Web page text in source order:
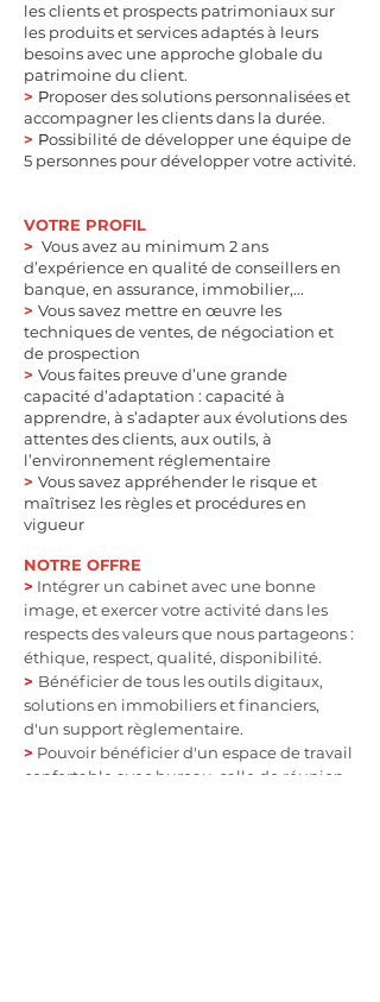
les clients et prospects patrimoniaux sur
les produits et services adaptés à leurs
besoins avec une approche globale du
patrimoine du client.
> Proposer des solutions personnalisées et
accompagner les clients dans la durée.
> Possibilité de développer une équipe de
5 personnes pour développer votreactivité.
VOTRE PROFIL
> Vous avez au minimum 2 ans
d’expérience en qualité de conseillers en
banque, en assurance, immobilier,...
> Vous savez mettre en œuvre les
techniques de ventes, de négociation et
de prospection
> Vous faites preuve d’une grande
capacité d’adaptation : capacité à
apprendre, à s’adapter aux évolutions des
attentes des clients, aux outils, à
l’environnement réglementaire
> Vous savez appréhender le risque et
maîtrisez les règles et procédures en
vigueur
NOTRE OFFRE
> Intégrer un cabinet avec une bonne
image, et exercer votre activité dans les
respects des valeurs que nous partageons :
éthique, respect, qualité, disponibilité.
> Bénéficier de tous les outils digitaux,
solutions en immobiliers et financiers,
d'un support règlementaire.
> Pouvoir bénéficier d'un espace de travail
confortable avec bureau, salle de réunion,